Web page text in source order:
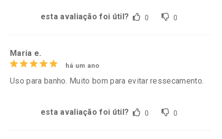
esta avaliação foi útil? 0 0
Maria e.
há um ano
Uso para banho. Muito bom para evitar ressecamento.
esta avaliação foi útil? 0 0